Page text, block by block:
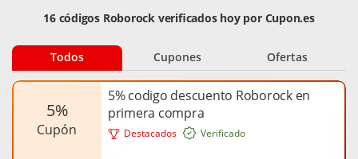
16 códigos Roborock verificados hoy por Cupon.es
Todos Cupones Ofertas
Destacados
5%
cupón
5% codigo descuento Roborock en
primera compra
Verificado